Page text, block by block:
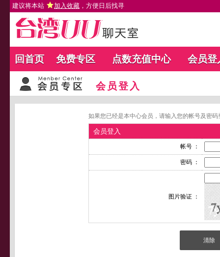
建议将本站 加入收藏 ，方便日后找寻
回首页 免费专区 点数充值中心 会员登
会员登入
如果您已经是本中心会员，请输入您的帐号及密
会员登入
帐号 ：
密码 ：
图片验证 ：